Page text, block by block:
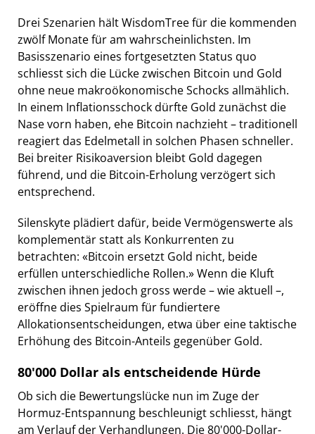
Drei Szenarien hält WisdomTree für die kommenden
zwölf Monate für am wahrscheinlichsten. Im
Basisszenario eines fortgesetzten Status quo
schliesst sich die Lücke zwischen Bitcoin und Gold
ohne neue makroökonomische Schocks allmählich.
In einem Inflationsschock dürfte Gold zunächst die
Nase vorn haben, ehe Bitcoin nachzieht – traditionell
reagiert das Edelmetall in solchen Phasen schneller.
Bei breiter Risikoaversion bleibt Gold dagegen
führend, und die Bitcoin-Erholung verzögert sich
entsprechend.
Silenskyte plädiert dafür, beide Vermögenswerte als
komplementär statt als Konkurrenten zu
betrachten: «Bitcoin ersetzt Gold nicht, beide
erfüllen unterschiedliche Rollen.» Wenn die Kluft
zwischen ihnen jedoch gross werde – wie aktuell –,
eröffne dies Spielraum für fundiertere
Allokationsentscheidungen, etwa über eine taktische
Erhöhung des Bitcoin-Anteils gegenüber Gold.
80'000 Dollar als entscheidende Hürde
Ob sich die Bewertungslücke nun im Zuge der
Hormuz-Entspannung beschleunigt schliesst, hängt
am Verlauf der Verhandlungen. Die 80'000-Dollar-